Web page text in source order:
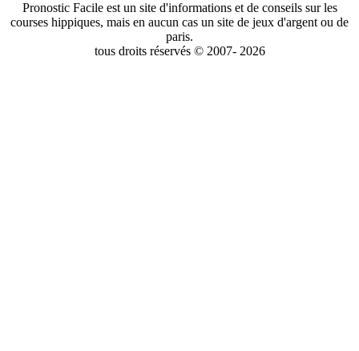
Pronostic Facile est un site d'informations et de conseils sur les
courses hippiques, mais en aucun cas un site de jeux d'argent ou de
paris.
tous droits réservés © 2007- 2026